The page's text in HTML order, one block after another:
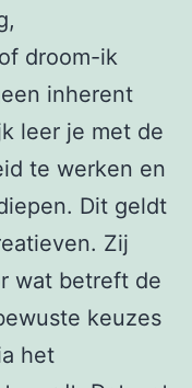
droom-ik
inherent
leer je met de
te werken en
Dit geldt
Zij
wat betreft de
keuzes
het